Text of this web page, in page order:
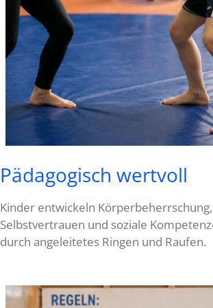
Pädagogisch wertvoll
Kinder entwickeln Körperbeherrschung,
Selbstvertrauen und soziale
durch angeleitetes Ringen und Raufen.